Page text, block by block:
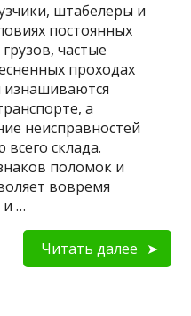
штабелеры и
постоянных
частые
проходах
изнашиваются
а
неисправностей
склада.
поломок и
вовремя
и …
Читать далее